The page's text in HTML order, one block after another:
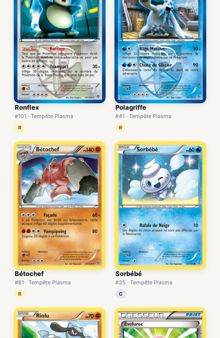
Ronflex
#101 · Tempête Plasma
R
Polagriffe
#41 · Tempête Plasma
R
Bétochef
#81 · Tempête Plasma
R
Sorbébé
#35 · Tempête Plasma
C